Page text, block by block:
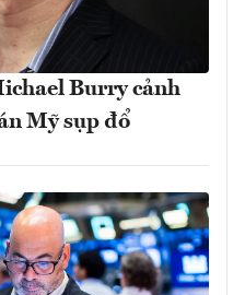
Burry cảnh
Mỹ sụp đổ